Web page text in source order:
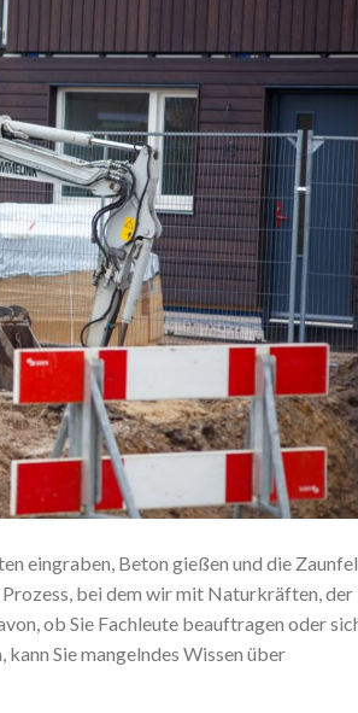
eingraben, Beton gießen und die
bei dem wir mit Naturkräften, der
ob Sie Fachleute beauftragen oder
Sie mangelndes Wissen über